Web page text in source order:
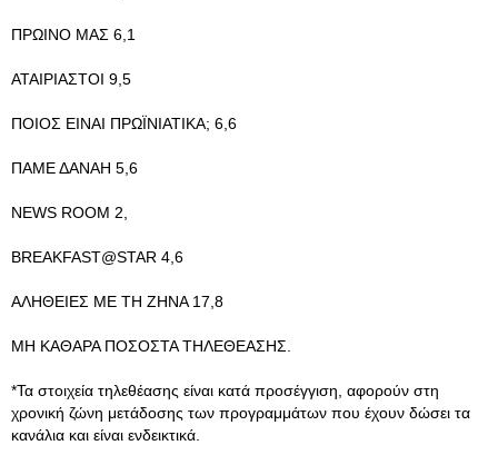
ΠΡΩΙΝΟ ΜΑΣ 6,1
ΑΤΑΙΡΙΑΣΤΟΙ 9,5
ΠΟΙΟΣ ΕΙΝΑΙ ΠΡΩΪΝΙΑΤΙΚΑ; 6,6
ΠΑΜΕ ΔΑΝΑΗ 5,6
NEWS ROOM 2,
BREAKFAST@STAR 4,6
ΑΛΗΘΕΙΕΣ ΜΕ ΤΗ ΖΗΝΑ 17,8
ΜΗ ΚΑΘΑΡΑ ΠΟΣΟΣΤΑ ΤΗΛΕΘΕΑΣΗΣ.
*Τα στοιχεία τηλεθέασης είναι κατά προσέγγιση, αφορούν στη
χρονική ζώνη μετάδοσης των προγραμμάτων που έχουν δώσει τα
κανάλια και είναι ενδεικτικά.